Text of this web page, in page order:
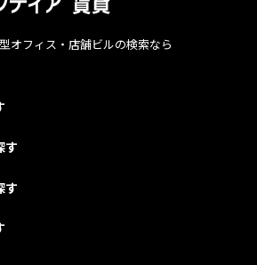
オフィス・店舗ビルの検索なら
す
す